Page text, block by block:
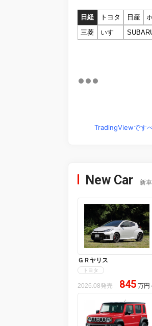
日経 トヨタ 日産
三菱
いすゞ
TradingViewです
New Car 新
ＧＲヤリス
トヨタ
2026.08発売 845 万円